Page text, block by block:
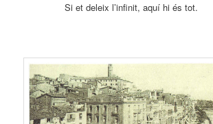
Si et deleix l’infinit, aquí hi és tot.